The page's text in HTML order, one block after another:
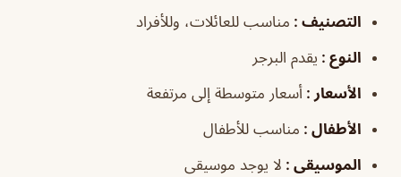
التصنيف : مناسب للعائلات، وللأفراد
النوع : يقدم البرجر
الأسعار : أسعار متوسطة إلى مرتفعة
الأطفال : مناسب للأطفال
الموسيقى : ل ا يوجد موسيقى